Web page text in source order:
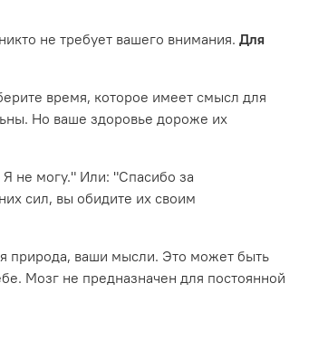
не требует вашего внимания. Для
время, которое имеет смысл для
Но ваше здоровье дороже их
не могу." Или: "Спасибо за
сил, вы обидите их своим
природа, ваши мысли. Это может быть
Мозг не предназначен для постоянной